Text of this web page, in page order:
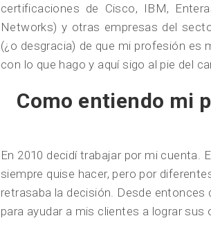
certificaciones de Cisco, IBM,
Networks) y otras empresas del
(¿o desgracia) de que mi profesión es
con lo que hago y aquí sigo al pie del
Como entiendo mi
En 2010 decidí trabajar por mi cuenta.
siempre quise hacer, pero por
retrasaba la decisión. Desde entonces
para ayudar a mis clientes a lograr sus